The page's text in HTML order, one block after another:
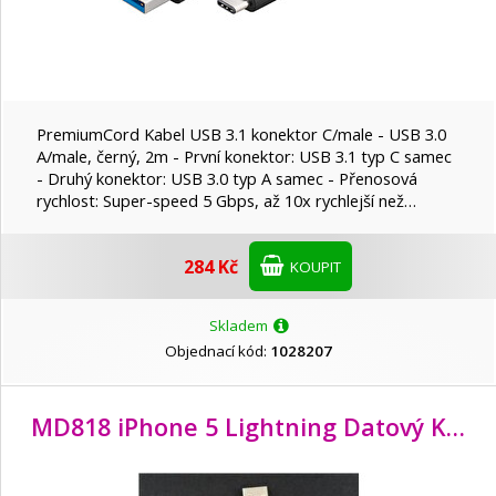
PremiumCord Kabel USB 3.1 konektor C/male - USB 3.0
A/male, černý, 2m - První konektor: USB 3.1 typ C samec
- Druhý konektor: USB 3.0 typ A samec - Přenosová
rychlost: Super-speed 5 Gbps, až 10x rychlejší než…
284 Kč KOUPIT
Skladem
Objednací kód: 1028207
MD818 iPhone 5 Lightning Datový Kabel White (OOB Bulk)